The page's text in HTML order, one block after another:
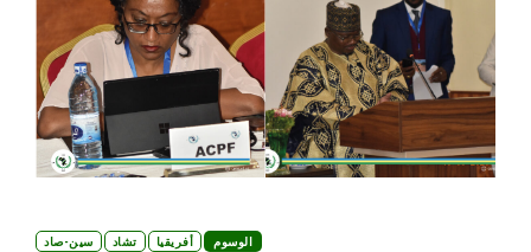
الوسوم أفريقيا تشاد سين-صاد